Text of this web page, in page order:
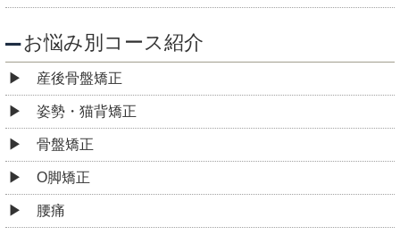
お悩み別コース紹介
産後骨盤矯正
姿勢・猫背矯正
骨盤矯正
O脚矯正
腰痛